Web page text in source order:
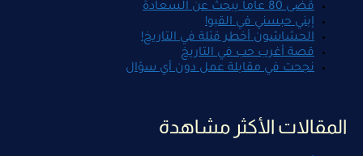
قضى 80 عاماً يبحث عن السعادة
إبني حبسني في القبو!
الحشاشون أخطر قتلة في التاريخ!
قصة أغرب حب في التاريخ
نجحت في مقابلة عمل دون أي سؤال
المقالات الأكثر مشاهدة